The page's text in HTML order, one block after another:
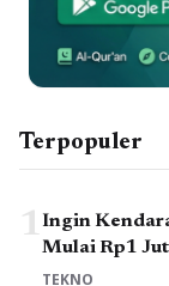
Terpopuler
1Ingin
Mulai Rp1
TEKNO